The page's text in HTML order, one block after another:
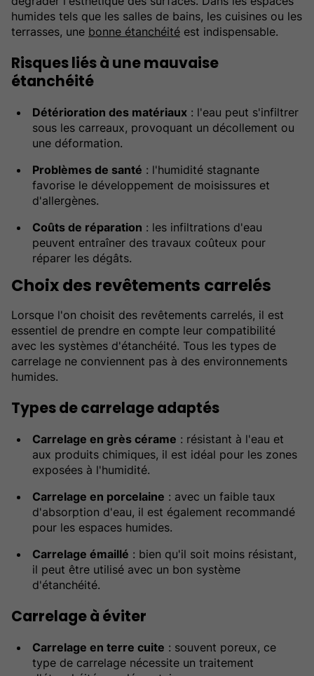
humides tels que les salles de bains, les cuisines ou les
terrasses, une bonne étanchéité est indispensable.
Risques liés à une mauvaise
étanchéité
Détérioration des matériaux: l'eau peut s'infiltrer
sous les carreaux, provoquant un décollement ou
une déformation.
Problèmes de santé : l'humidité stagnante
favorise le développement de moisissures et
d'allergènes.
Coûts de réparation : les infiltrations d'eau
peuvent entraîner des travaux coûteux pour
réparer les dégâts.
Choix des revêtements carrelés
Lorsque l'on choisit des revêtements carrelés, il est
essentiel de prendre en compte leur compatibilité
avec les systèmes d'étanchéité. Tous les types de
carrelage ne conviennent pas à des environnements
humides.
Types de carrelage adaptés
Carrelage en grès cérame : résistant à l'eau et
aux produits chimiques, il est idéal pour les zones
exposées à l'humidité.
Carrelage en porcelaine : avec un faible taux
d'absorption d'eau, il est également recommandé
pour les espaces humides.
Carrelage émaillé : bien qu'il soit moins résistant,
il peut être utilisé avec un bon système
d'étanchéité.
Carrelage à éviter
Carrelage en terre cuite : souvent poreux, ce
type de carrelage nécessite un traitement